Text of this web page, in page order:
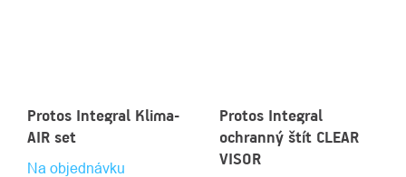
Protos Integral Klima-
AIR set
Na objednávku
Protos Integral
ochranný štít CLEAR
VISOR